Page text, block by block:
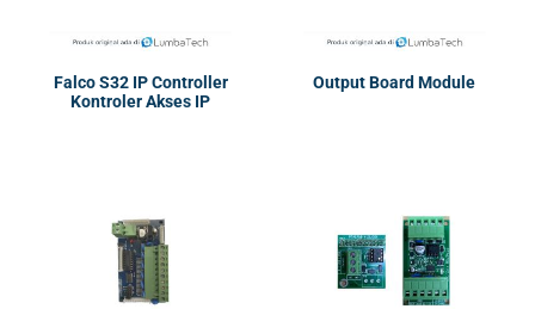
Falco S32 IP Controller
Kontroler Akses IP
Output Board Module